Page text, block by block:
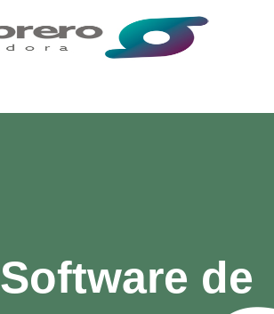
Software de